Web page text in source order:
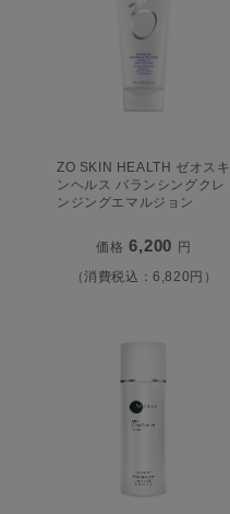
ZO SKIN HEALTH ゼオスキ
ンヘルス バランシングクレ
ンジングエマルジョン
価格 6,200 円
（消費税込：6,820円）